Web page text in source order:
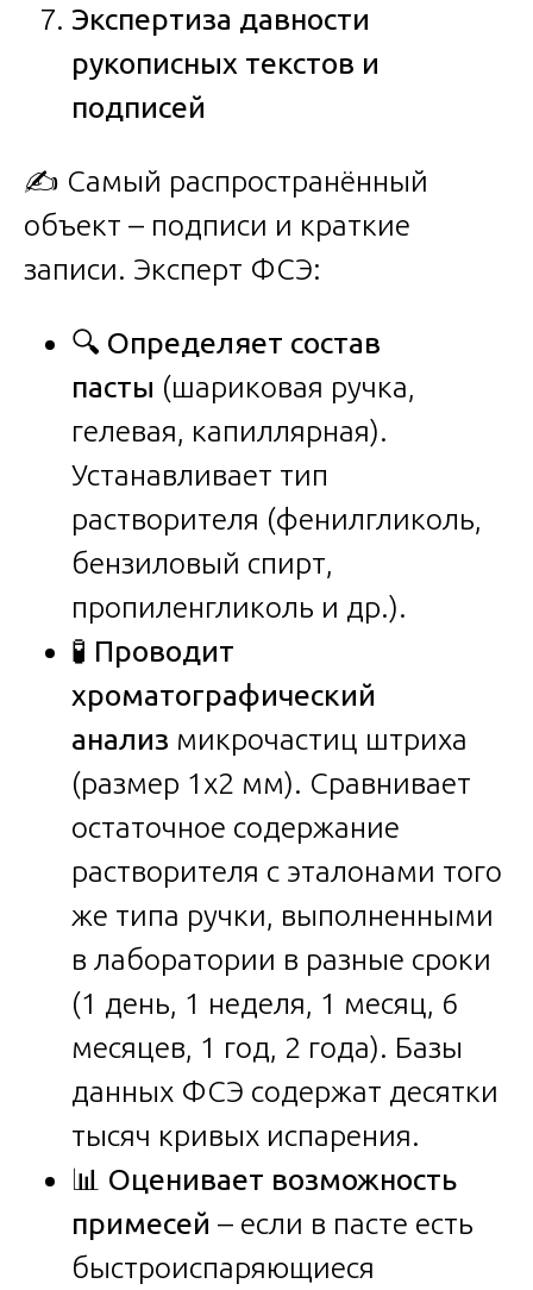
Экспертиза давности
рукописных текстов и
подписей
✍️ Самый распространённый
объект – подписи и краткие
записи. Эксперт ФСЭ:
🔍 Определяет состав
пасты (шариковая ручка,
гелевая, капиллярная).
Устанавливает тип
растворителя (фенилгликоль,
бензиловый спирт,
пропиленгликоль и др.).
🧪 Проводит
хроматографический
анализ микрочастиц штриха
(размер 1х2 мм). Сравнивает
остаточное содержание
растворителя с эталонами того
же типа ручки, выполненными
в лаборатории в разные сроки
(1 день, 1 неделя, 1 месяц, 6
месяцев, 1 год, 2 года). Базы
данных ФСЭ содержат десятки
тысяч кривых испарения.
📊 Оценивает возможность
примесей – если в пасте есть
быстроиспаряющиеся